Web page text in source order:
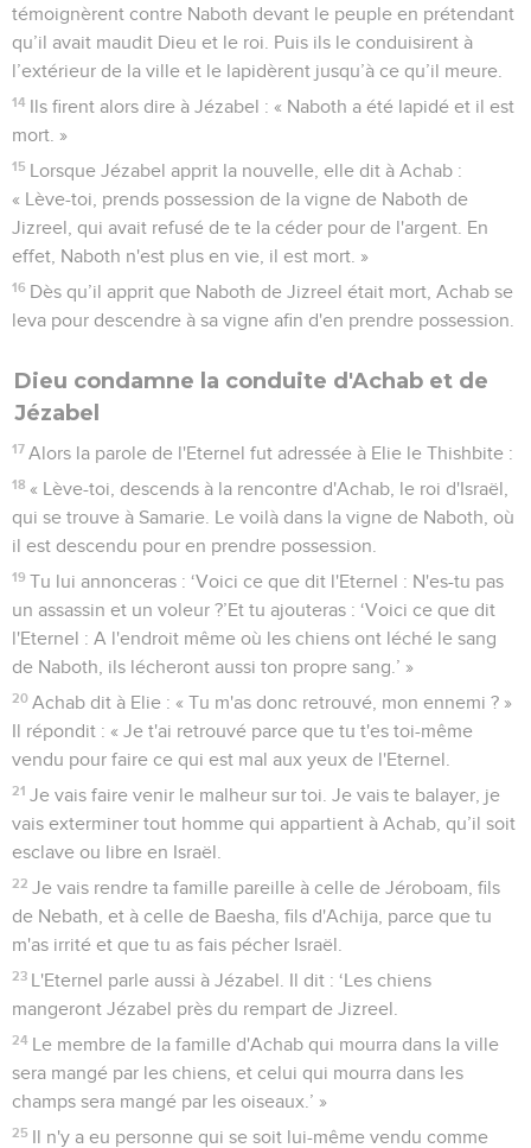
témoignèrent contre Naboth devant le peuple en prétendant
qu’il avait maudit Dieu et le roi. Puis ils le conduisirent à
l’extérieur de la ville et le lapidèrent jusqu’à ce qu’il meure.
14 Ils firent alors dire à Jézabel : « Naboth a été lapidé et il est
mort. »
15 Lorsque Jézabel apprit la nouvelle, elle dit à Achab :
« Lève-toi, prends possession de la vigne de Naboth de
Jizreel, qui avait refusé de te la céder pour de l'argent. En
effet, Naboth n'est plus en vie, il est mort. »
16 Dès qu’il apprit que Naboth de Jizreel était mort, Achab se
leva pour descendre à sa vigne afin d'en prendre possession.
Dieu condamne la conduite d'Achab et de
Jézabel
17 Alors la parole de l'Eternel fut adressée à Elie le Thishbite :
18 « Lève-toi, descends à la rencontre d'Achab, le roi d'Israël,
qui se trouve à Samarie. Le voilà dans la vigne de Naboth, où
il est descendu pour en prendre possession.
19 Tu lui annonceras : ‘Voici ce que dit l'Eternel : N'es-tu pas
un assassin et un voleur ?’Et tu ajouteras : ‘Voici ce que dit
l'Eternel : A l'endroit même où les chiens ont léché le sang
de Naboth, ils lécheront aussi ton propre sang.’ »
20 Achab dit à Elie : « Tu m'as donc retrouvé, mon ennemi ? »
Il répondit : « Je t'ai retrouvé parce que tu t'es toi-même
vendu pour faire ce qui est mal aux yeux de l'Eternel.
21 Je vais faire venir le malheur sur toi. Je vais te balayer, je
vais exterminer tout homme qui appartient à Achab, qu’il soit
esclave ou libre en Israël.
22 Je vais rendre ta famille pareille à celle de Jéroboam, fils
de Nebath, et à celle de Baesha, fils d'Achija, parce que tu
m'as irrité et que tu as fais pécher Israël.
23 L'Eternel parle aussi à Jézabel. Il dit : ‘Les chiens
mangeront Jézabel près du rempart de Jizreel.
24 Le membre de la famille d'Achab qui mourra dans la ville
sera mangé par les chiens, et celui qui mourra dans les
champs sera mangé par les oiseaux.’ »
25 Il n'y a eu personne qui se soit lui-même vendu comme